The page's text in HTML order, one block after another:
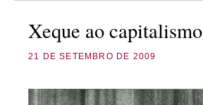
Xeque ao capitalismo
21 DE SETEMBRO DE 2009